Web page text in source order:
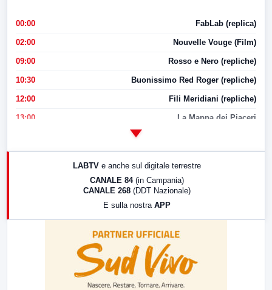
00:00 FabLab (replica)
02:00 Nouvelle Vouge (Film)
09:00 Rosso e Nero (repliche)
10:30 Buonissimo Red Roger (repliche)
12:00 Fili Meridiani (repliche)
13:00 La Mappa dei Piaceri
LABTV e anche sul digitale terrestre
CANALE 84 (in Campania)
CANALE 268 (DDT Nazionale)
E sulla nostra APP